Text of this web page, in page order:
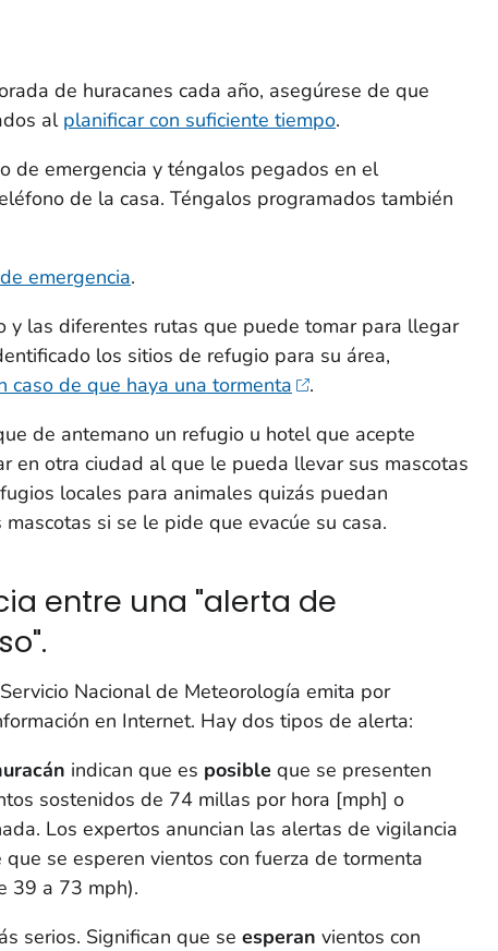
de huracanes cada año, asegúrese de que
al planificar con suficiente tiempo.
de emergencia y téngalos pegados en el
de la casa. Téngalos programados también
emergencia.
y las diferentes rutas que puede tomar para llegar
los sitios de refugio para su área,
caso de que haya una tormenta
.
de antemano un refugio u hotel que acepte
en otra ciudad al que le pueda llevar sus mascotas
locales para animales quizás puedan
si se le pide que evacúe su casa.
entre una "alerta de
Nacional de Meteorología emita por
en Internet. Hay dos tipos de alerta:
indican que es posible que se presenten
sostenidos de 74 millas por hora [mph] o
Los expertos anuncian las alertas de vigilancia
se esperen vientos con fuerza de tormenta
39 a 73 mph).
serios. Significan que se esperan vientos con